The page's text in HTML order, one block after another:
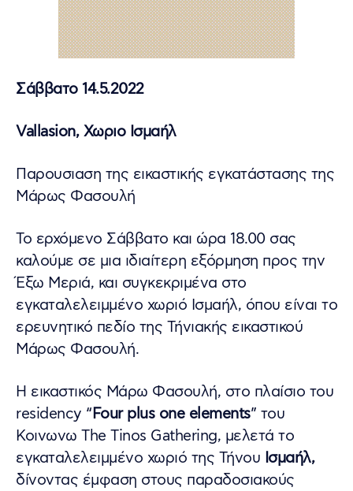
Σάββατο 14.5.2022
Vallasion, Χωριο Ισμαήλ
Παρουσιαση της εικαστικής εγκατάστασης της
Μάρως Φασουλή
Το ερχόμενο Σάββατο και ώρα 18.00 σας
καλούμε σε μια ιδιαίτερη εξόρμηση προς την
Έξω Μεριά, και συγκεκριμένα στο
εγκαταλελειμμένο χωριό Ισμαήλ, όπου είναι το
ερευνητικό πεδίο της Τήνιακής εικαστικού
Μάρως Φασουλή.
Η εικαστικός Μάρω Φασουλή, στο πλαίσιο του
residency “Four plus one elements” του
Κοινωνω The Tinos Gathering, μελετά το
εγκαταλελειμμένο χωριό της Τήνου Ισμαήλ,
δίνοντας έμφαση στους παραδοσιακούς